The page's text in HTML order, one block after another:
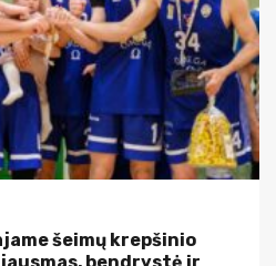
šeimų krepšinio